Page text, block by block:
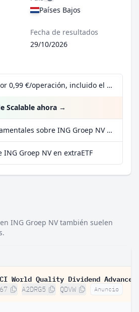
Países Bajos
Fecha de resultados
29/10/2026
ING Groep NV por 0,99 €/operación, incluido el Dividend Reinvestment Plan
Scalable ahora →
Más datos fundamentales sobre ING Groep NV en Parqet
Groep NV en extraETF
ING Groep NV también suelen
A2DRG5 QDVW Anuncio